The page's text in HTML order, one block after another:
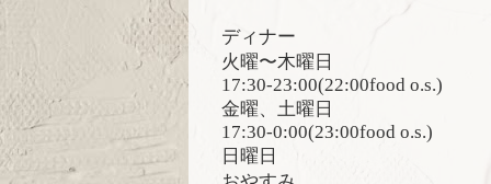
ディナー
火曜〜木曜日
17:30-23:00(22:00food o.s.)
金曜、土曜日
17:30-0:00(23:00food o.s.)
日曜日